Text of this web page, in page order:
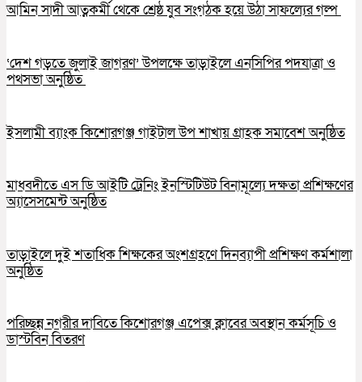
আমিন সাদী আত্নকর্মী থেকে শ্রেষ্ঠ যুব সংগঠক হয়ে উঠা সাফল্যের গল্প
‘দেশ গড়তে জুলাই জাগরণ’ উপলক্ষে তাড়াইলে এনসিপির পদযাত্রা ও
পথসভা অনুষ্ঠিত
ইসলামী ব্যাংক কিশোরগঞ্জ গাইটাল উপ শাখায় গ্রাহক সমাবেশ অনুষ্ঠিত
মাধবদীতে এস ডি আইটি ট্রেনিং ইনস্টিটিউট বিনামূল্যে দক্ষতা প্রশিক্ষণের
অ্যাসেসমেন্ট অনুষ্ঠিত
তাড়াইলে দুই শতাধিক শিক্ষকের অংশগ্রহণে দিনব্যাপী প্রশিক্ষণ কর্মশালা
অনুষ্ঠিত
পরিচ্ছন্ন নগরীর দাবিতে কিশোরগঞ্জ এপেক্স ক্লাবের অবস্থান কর্মসূচি ও
ডাস্টবিন বিতরণ